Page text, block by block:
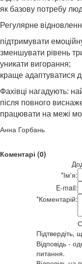
як базову потребу
Регулярне
підтримувати
зменшувати рівень
уникати вигорання;
краще адаптуватися
Фахівці нагадують:
після повного
працювати на межі
Анна Горбань
Коментарі (0)
*Ім'я:
E-mail:
*Коментарій:
Відповідь -
питання.